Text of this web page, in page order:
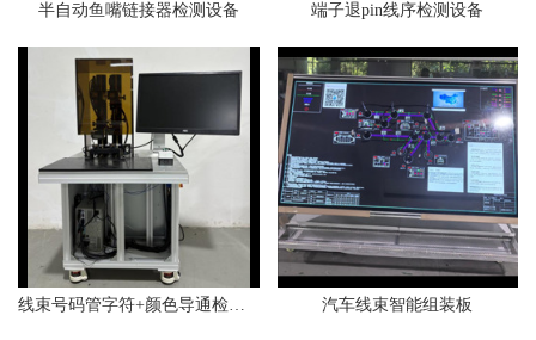
半自动鱼嘴链接器检测设备 端子退pin线序检测设备
汽车线束智能组装板